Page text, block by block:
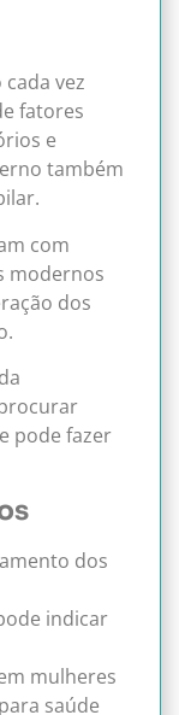
vez
fatores
e
também
com
modernos
dos
pode fazer
dos
indicar
mulheres
saúde